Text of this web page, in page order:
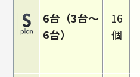
6台（3台～
6台）
16
個